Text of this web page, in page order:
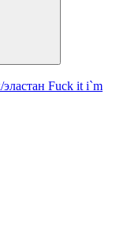
Fuck it i`m